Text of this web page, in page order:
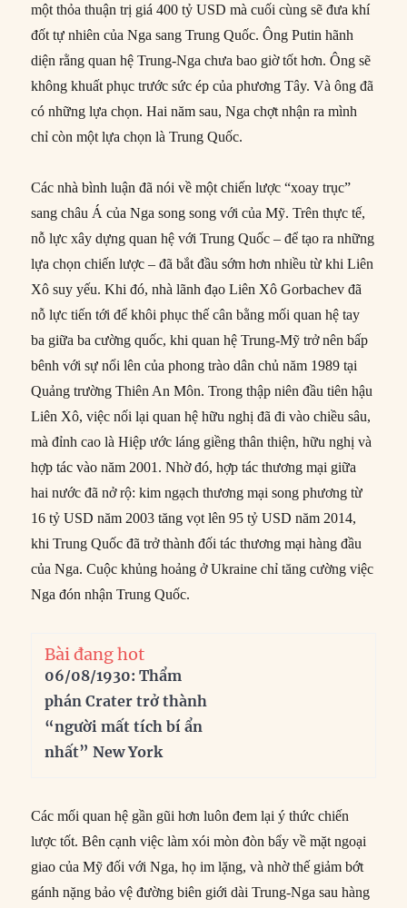
một thỏa thuận trị giá 400 tỷ USD mà cuối cùng sẽ đưa khí
đốt tự nhiên của Nga sang Trung Quốc. Ông Putin hãnh
diện rằng quan hệ Trung-Nga chưa bao giờ tốt hơn. Ông sẽ
không khuất phục trước sức ép của phương Tây. Và ông đã
có những lựa chọn. Hai năm sau, Nga chợt nhận ra mình
chỉ còn một lựa chọn là Trung Quốc.
Các nhà bình luận đã nói về một chiến lược “xoay trục”
sang châu Á của Nga song song với của Mỹ. Trên thực tế,
nỗ lực xây dựng quan hệ với Trung Quốc – để tạo ra những
lựa chọn chiến lược – đã bắt đầu sớm hơn nhiều từ khi Liên
Xô suy yếu. Khi đó, nhà lãnh đạo Liên Xô Gorbachev đã
nỗ lực tiến tới để khôi phục thế cân bằng mối quan hệ tay
ba giữa ba cường quốc, khi quan hệ Trung-Mỹ trở nên bấp
bênh với sự nổi lên của phong trào dân chủ năm 1989 tại
Quảng trường Thiên An Môn. Trong thập niên đầu tiên hậu
Liên Xô, việc nối lại quan hệ hữu nghị đã đi vào chiều sâu,
mà đỉnh cao là Hiệp ước láng giềng thân thiện, hữu nghị và
hợp tác vào năm 2001. Nhờ đó, hợp tác thương mại giữa
hai nước đã nở rộ: kim ngạch thương mại song phương từ
16 tỷ USD năm 2003 tăng vọt lên 95 tỷ USD năm 2014,
khi Trung Quốc đã trở thành đối tác thương mại hàng đầu
của Nga. Cuộc khủng hoảng ở Ukraine chỉ tăng cường việc
Nga đón nhận Trung Quốc.
Bài đang hot
06/08/1930: Thẩm
phán Crater trở thành
“người mất tích bí ẩn
nhất” New York
Các mối quan hệ gần gũi hơn luôn đem lại ý thức chiến
lược tốt. Bên cạnh việc làm xói mòn đòn bẩy về mặt ngoại
giao của Mỹ đối với Nga, họ im lặng, và nhờ thế giảm bớt
gánh nặng bảo vệ đường biên giới dài Trung-Nga sau hàng